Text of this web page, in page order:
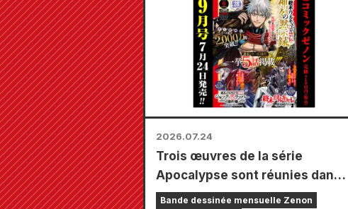
vous pourrez obtenir une mini-
carte spécialement dessinée (4
types au total) !
2026.07.24
Trois œuvres de la série
Apocalypse sont réunies dans
un seul numéro, composé de 5
Bande dessinée mensuelle Zenon